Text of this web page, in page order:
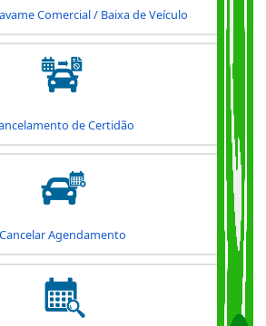
de Características em Geral
ATPV-e Intenção de Venda
Gravame Comercial / Baixa de Veículo